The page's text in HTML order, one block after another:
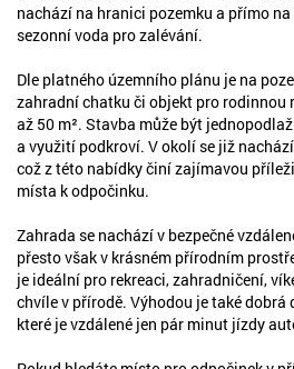
nachází na hranici pozemku a přímo
sezonní voda pro zalévání.
Dle platného územního plánu je na
zahradní chatku či objekt pro rodinnou
až 50 m². Stavba může být
a využití podkroví. V okolí se již
což z této nabídky činí zajímavou
místa k odpočinku.
Zahrada se nachází v bezpečné
přesto však v krásném přírodním
je ideální pro rekreaci, zahradničení,
chvíle v přírodě. Výhodou je také
které je vzdálené jen pár minut jízdy